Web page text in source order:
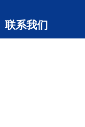
联系我们